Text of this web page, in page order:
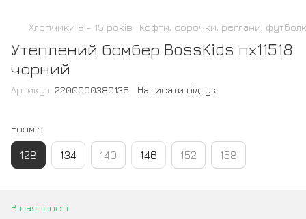
Хлопчики 8 - 15 років Кофти, сорочки, реглани,
Утеплений бомбер BossKids пх11518
чорний
Артикул: 2200000380135 Написати відгук
Розмір
128 134 140 146 152 158
В наявності